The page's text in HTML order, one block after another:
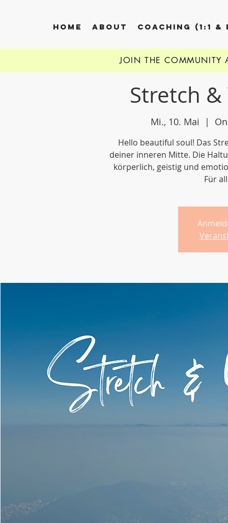
HOME ABOUT COACHING (1:1 &
Stretch &
Mi., 10. Mai
  |
Hello beautiful soul! Das
deiner inneren Mitte. Die
körperlich, geistig und
Für
JOIN THE COMMUNITY